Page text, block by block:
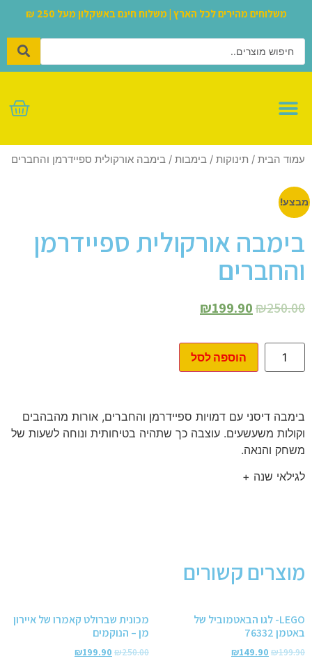
משלוחים מהירים לכל הארץ | משלוח חינם באשקלון מעל 250 ₪
עמוד הבית / תינוקות / בימבות / בימבה אורקולית ספיידרמן והחברים
מבצע!
בימבה אורקולית ספיידרמן
והחברים
₪250.00
₪199.90
הוספה לסל
בימבה דיסני עם דמויות ספיידרמן והחברים, אורות מהבהבים
וקולות משעשעים. עוצבה כך שתהיה בטיחותית ונוחה לשעות של
משחק והנאה.
לגילאי שנה +
מוצרים קשורים
LEGO- לגו הבאטמוביל של
באטמן 76332
₪199.90
₪149.90
מכונית שברולט קאמרו של איירון
מן – הנוקמים
₪250.00
₪199.90